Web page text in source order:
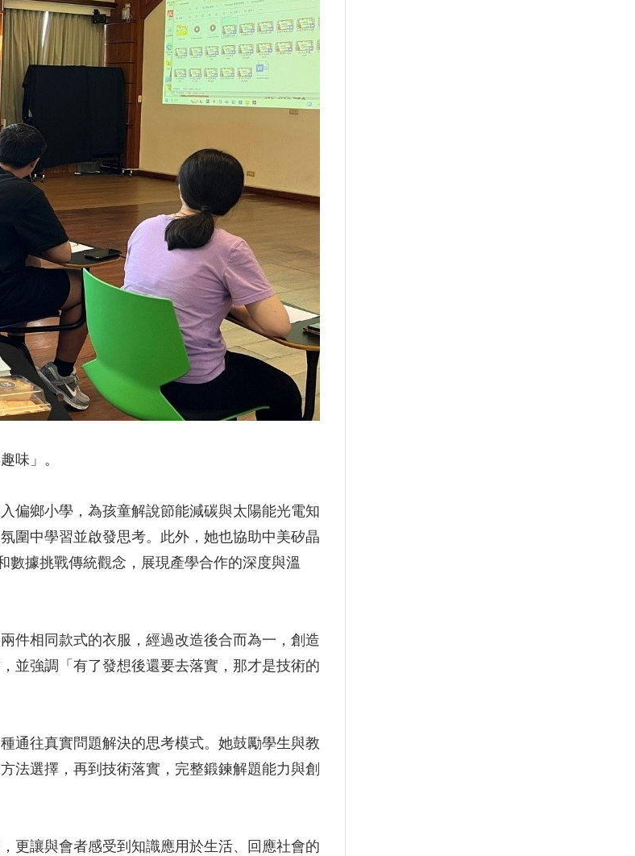
味」。
偏鄉小學，為孩童解說節能減碳與太陽能光電知
圍中學習並啟發思考。此外，她也協助中美矽晶
據挑戰傳統觀念，展現產學合作的深度與溫
件相同款式的衣服，經過改造後合而為一，創造
並強調「有了發想後還要去落實，那才是技術的
通往真實問題解決的思考模式。她鼓勵學生與教
法選擇，再到技術落實，完整鍛鍊解題能力與創
更讓與會者感受到知識應用於生活、回應社會的